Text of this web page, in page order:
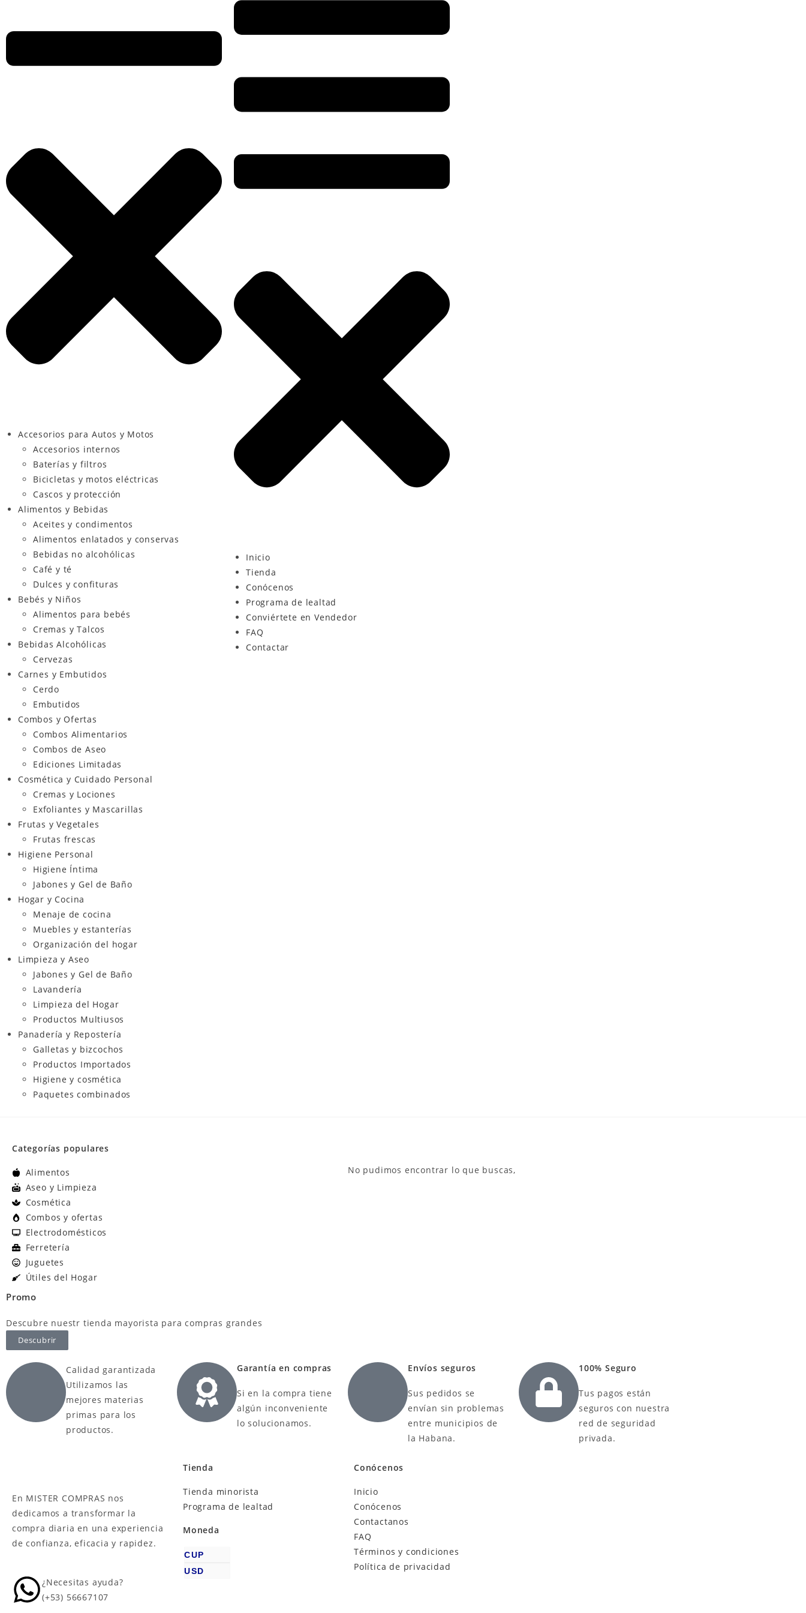
Accesorios para Autos y Motos
Accesorios internos
Baterías y filtros
Bicicletas y motos eléctricas
Cascos y protección
Alimentos y Bebidas
Aceites y condimentos
Alimentos enlatados y conservas
Bebidas no alcohólicas
Café y té
Dulces y confituras
Bebés y Niños
Alimentos para bebés
Cremas y Talcos
Bebidas Alcohólicas
Cervezas
Carnes y Embutidos
Cerdo
Embutidos
Combos y Ofertas
Combos Alimentarios
Combos de Aseo
Ediciones Limitadas
Cosmética y Cuidado Personal
Cremas y Lociones
Exfoliantes y Mascarillas
Frutas y Vegetales
Frutas frescas
Higiene Personal
Higiene Íntima
Jabones y Gel de Baño
Hogar y Cocina
Menaje de cocina
Muebles y estanterías
Organización del hogar
Limpieza y Aseo
Jabones y Gel de Baño
Lavandería
Limpieza del Hogar
Productos Multiusos
Panadería y Repostería
Galletas y bizcochos
Productos Importados
Higiene y cosmética
Paquetes combinados
Inicio
Tienda
Conócenos
Programa de lealtad
Conviértete en Vendedor
FAQ
Contactar
Categorías populares
Alimentos
Aseo y Limpieza
Cosmética
Combos y ofertas
Electrodomésticos
Ferretería
Juguetes
Útiles del Hogar
Promo
Descubre nuestr tienda mayorista para compras grandes
Descubrir
No pudimos encontrar lo que buscas,
Calidad garantizada
Utilizamos las
mejores materias
primas para los
productos.
Garantía en compras
Si en la compra tiene
algún inconveniente
lo solucionamos.
Envíos seguros
Sus pedidos se
envían sin problemas
entre municipios de
la Habana.
100% Seguro
Tus pagos están
seguros con nuestra
red de seguridad
privada.
En MISTER COMPRAS nos
dedicamos a transformar la
compra diaria en una experiencia
de confianza, eficacia y rapidez.
¿Necesitas ayuda?
(+53) 56667107
Tienda
Tienda minorista
Programa de lealtad
Moneda
CUP
USD
Conócenos
Inicio
Conócenos
Contactanos
FAQ
Términos y condiciones
Política de privacidad